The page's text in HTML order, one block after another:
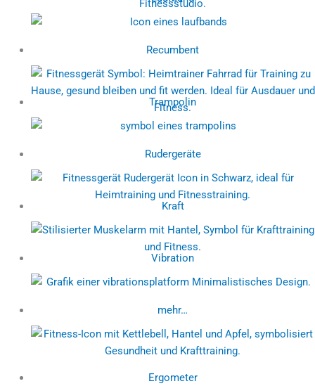
Recumbent
Trampolin
Rudergeräte
Kraft
Vibration
mehr…
Ergometer